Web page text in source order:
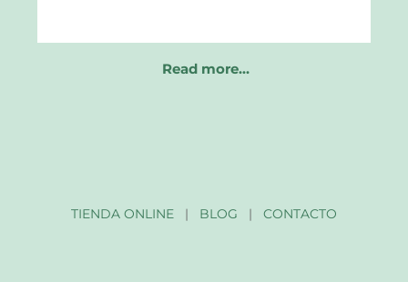
Read more…
TIENDA ONLINE| BLOG | CONTACTO